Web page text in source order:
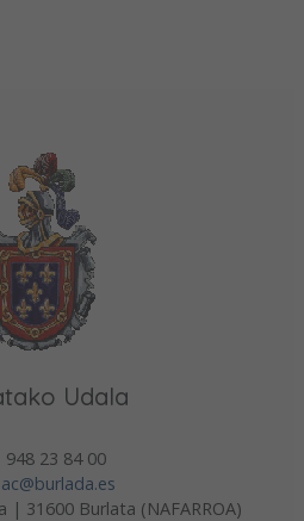
Udala
948 23 84 00
| 31600 Burlata (NAFARROA)